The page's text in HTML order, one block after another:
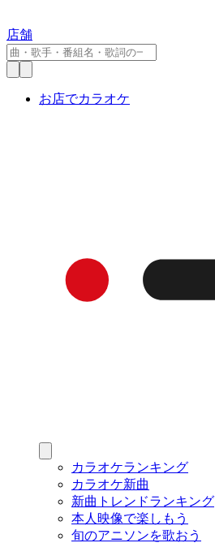
店舗
お店でカラオケ
カラオケランキング
カラオケ新曲
新曲トレンドランキング
本人映像で楽しもう
旬のアニソンを歌おう